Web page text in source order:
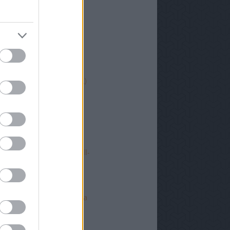
temető
szobor (4.)
hatvani buszállomás (3.)
volt, hogy van - Hatvan
Hatvan-Eger futball-
futball első lépései
Kecskemét csatorna
volt, hogy van - Hatvan